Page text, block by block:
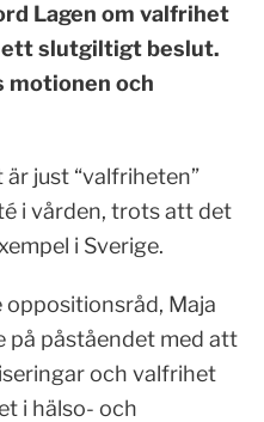
Lagen om valfrihet
ett slutgiltigt beslut.
motionen och
just “valfriheten”
i vården, trots att det
i Sverige.
Maja
på påståendet med att
och valfrihet
i hälso- och